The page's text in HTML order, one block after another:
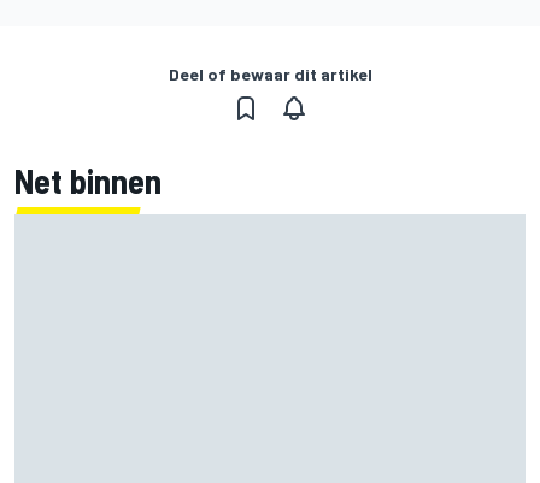
Deel of bewaar dit artikel
Net binnen